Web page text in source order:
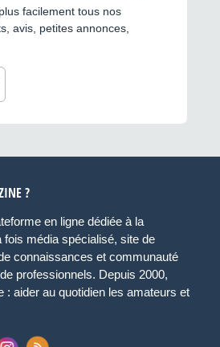
facilement tous nos
avis, petites annonces,
?
en ligne dédiée à la
fois média spécialisé, site de
connaissances et communauté
professionnels. Depuis 2000,
: aider au quotidien les amateurs et